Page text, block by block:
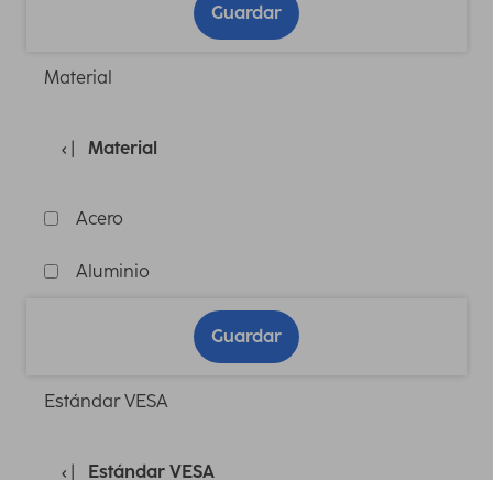
Guardar
Material
Material
Acero
Aluminio
Guardar
Estándar VESA
Estándar VESA